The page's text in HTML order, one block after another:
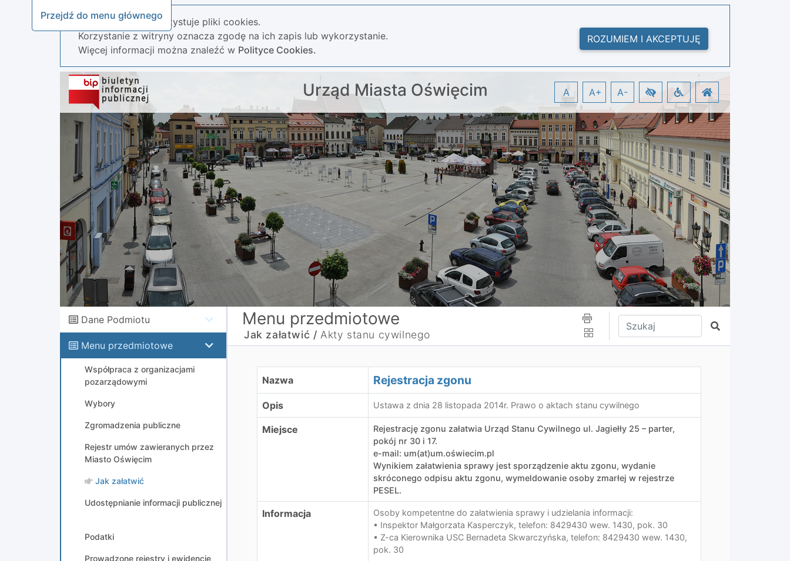
Przejdź do menu głównego
Nasza strona wykorzystuje pliki cookies.
Korzystanie z witryny oznacza zgodę na ich zapis lub wykorzystanie.
Więcej informacji można znaleźć w Polityce Cookies.
ROZUMIEM I AKCEPTUJĘ
Urząd Miasta Oświęcim A A+ A-
Dane Podmiotu
Menu przedmiotowe
Współpraca z organizacjami
pozarządowymi
Wybory
Zgromadzenia publiczne
Rejestr umów zawieranych przez
Miasto Oświęcim
Jak załatwić
Udostępnianie informacji publicznej
Podatki
Prowadzone rejestry i ewidencje
Menu przedmiotowe
Jak załatwić / Akty stanu cywilnego
Wpisz tekst do wyszukania
Szukaj
Nazwa Rejestracja zgonu
Opis Ustawa z dnia 28 listopada 2014r. Prawo o aktach stanu cywilnego
Miejsce
Rejestrację zgonu załatwia Urząd Stanu Cywilnego ul. Jagiełły 25 – parter,
pokój nr 30 i 17.
e-mail: um(at)um.oświecim.pl
Wynikiem załatwienia sprawy jest sporządzenie aktu zgonu, wydanie
skróconego odpisu aktu zgonu, wymeldowanie osoby zmarłej w rejestrze
PESEL.
Informacja
Osoby kompetentne do załatwienia sprawy i udzielania informacji:
• Inspektor Małgorzata Kasperczyk, telefon: 8429430 wew. 1430, pok. 30
• Z-ca Kierownika USC Bernadeta Skwarczyńska, telefon: 8429430 wew. 1430,
pok. 30